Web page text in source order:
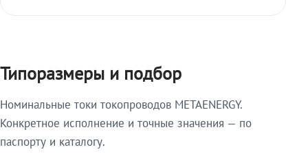
Типоразмеры и подбор
Номинальные токи токопроводов METAENERGY.
Конкретное исполнение и точные значения — по
паспорту и каталогу.